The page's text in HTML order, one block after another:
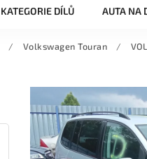
KATEGORIE DÍLŮ AUTA NA
/ Volkswagen Touran /